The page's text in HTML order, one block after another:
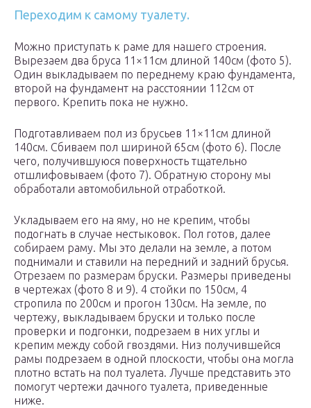
Переходим к самому туалету.
Можно приступать к раме для нашего строения.
Вырезаем два бруса 11×11см длиной 140см (фото 5).
Один выкладываем по переднему краю фундамента,
второй на фундамент на расстоянии 112см от
первого. Крепить пока не нужно.
Подготавливаем пол из брусьев 11×11см длиной
140см. Сбиваем пол шириной 65см (фото 6). После
чего, получившуюся поверхность тщательно
отшлифовываем (фото 7). Обратную сторону мы
обработали автомобильной отработкой.
Укладываем его на яму, но не крепим, чтобы
подогнать в случае нестыковок. Пол готов, далее
собираем раму. Мы это делали на земле, а потом
поднимали и ставили на передний и задний брусья.
Отрезаем по размерам бруски. Размеры приведены
в чертежах (фото 8 и 9). 4 стойки по 150см, 4
стропила по 200см и прогон 130см. На земле, по
чертежу, выкладываем бруски и только после
проверки и подгонки, подрезаем в них углы и
крепим между собой гвоздями. Низ получившейся
рамы подрезаем в одной плоскости, чтобы она могла
плотно встать на пол туалета. Лучше представить это
помогут чертежи дачного туалета, приведенные
ниже.